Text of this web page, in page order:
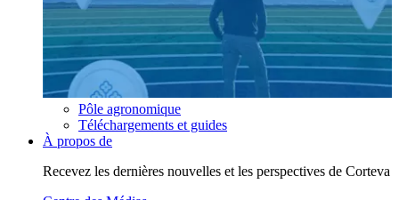
Pôle agronomique
Téléchargements et guides
À propos de
Recevez les dernières nouvelles et les perspectives de Corteva